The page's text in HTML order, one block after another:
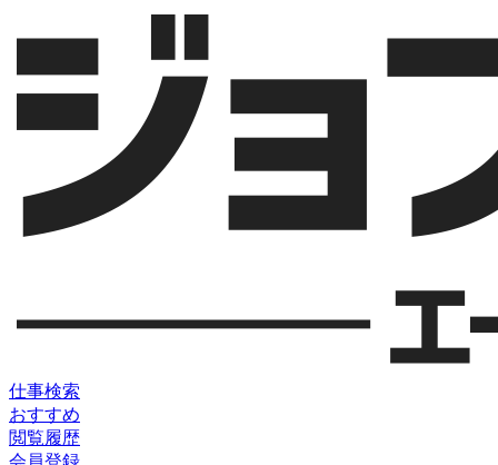
仕事検索
おすすめ
閲覧履歴
会員登録